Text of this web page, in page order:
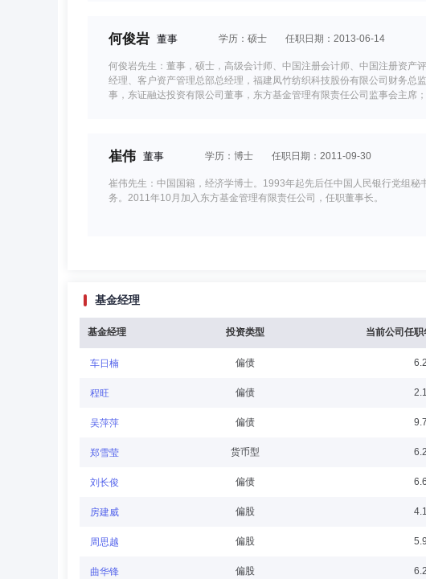
何俊岩 董事 学历：硕士 任职日期：2013-06-14
何俊岩先生：董事，硕士，高级会计师、中国注册会计师、中国注册资
经理、客户资产管理总部总经理，福建凤竹纺织科技股份有限公司财务
事，东证融达投资有限公司董事，东方基金管理有限责任公司监事会主
崔伟 董事 学历：博士 任职日期：2011-09-30
崔伟先生：中国国籍，经济学博士。1993年起先后任中国人民银行党组
务。2011年10月加入东方基金管理有限责任公司，任职董事长。
刘鸿鹏先生：中国国籍，吉林大学行政管理硕士，具有基金从业资格、基
任职；1998年9月至2004年4月，任新华证券股份有限公司长春同志街营
交易管理总部副总经理兼市场营销部经理、营销管理部总经理；2011年5
学历：硕士
董丁丁先生：董事，金融学硕士。曾任海南航空股份有限公司飞行计划员
李雪飞 学历：硕士
李雪飞先生：董事，硕士。曾任吉林建设开发集团公司党委文书，吉林
证券营业部总经理、长春同志街第三证券营业部总经理、营销管理部总经
融达投资有限公司董事；现任东北证券股份有限公司副总裁、经纪业务发
基金经理
基金经理 投资类型 当前公司任职
车日楠 偏债
程旺 偏债
吴萍萍 偏债
郑雪莹 货币型
刘长俊 偏债
房建威 偏股
周思越 偏股
曲华锋 偏股